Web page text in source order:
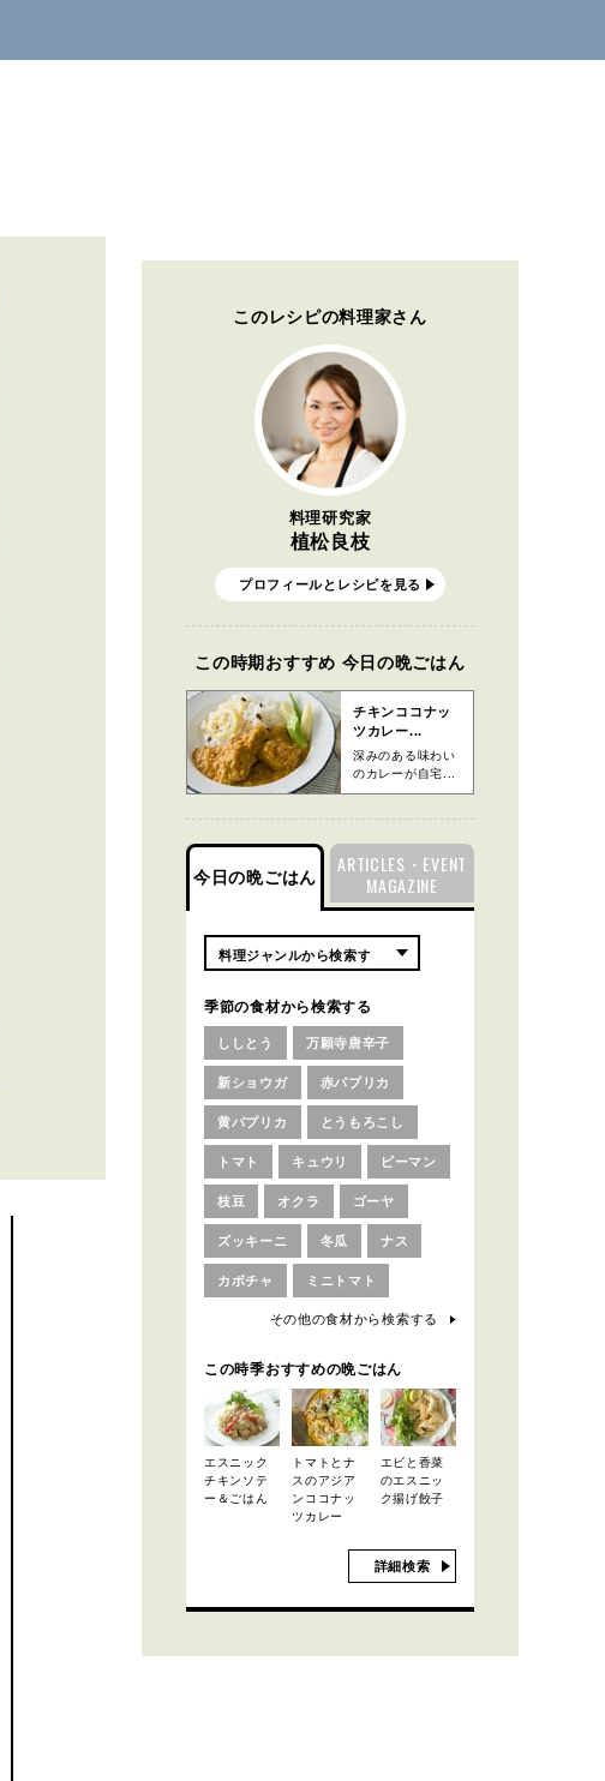
このレシピの料理家さん
料理研究家
植松良枝
プロフィールとレシピを見る
この時期おすすめ 今日の晩ごはん
チキンココナッ
ツカレー...
深みのある味わい
のカレーが自宅...
今日の晩ごはん
ARTICLES・EVENT
MAGAZINE
季節の食材から検索する
ししとう 万願寺唐辛子
新ショウガ 赤パプリカ
黄パプリカ とうもろこし
トマト キュウリ ピーマン
枝豆 オクラ ゴーヤ
ズッキーニ 冬瓜 ナス
カボチャ ミニトマト
その他の食材から検索する
この時季おすすめの晩ごはん
エスニック
チキンソテ
ー＆ごはん
トマトとナ
スのアジア
ンココナッ
ツカレー
エビと香菜
のエスニッ
ク揚げ餃子
詳細検索